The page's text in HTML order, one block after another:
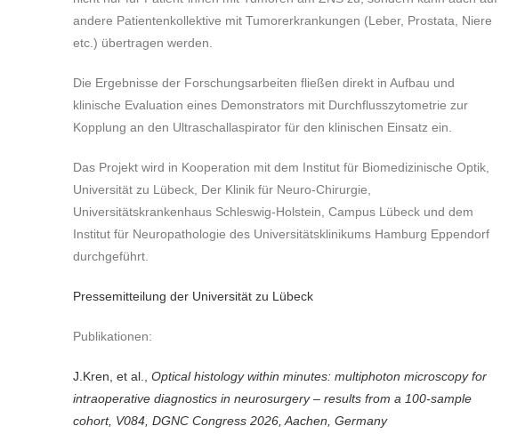
andere Patientenkollektive mit Tumorerkrankungen (Leber, Prostata, Niere
etc.) übertragen werden.
Die Ergebnisse der Forschungsarbeiten fließen direkt in Aufbau und
klinische Evaluation eines Demonstrators mit Durchflusszytometrie zur
Kopplung an den Ultraschallaspirator für den klinischen Einsatz ein.
Das Projekt wird in Kooperation mit dem Institut für Biomedizinische Optik,
Universität zu Lübeck, Der Klinik für Neuro-Chirurgie,
Universitätskrankenhaus Schleswig-Holstein, Campus Lübeck und dem
Institut für Neuropathologie des Universitätsklinikums Hamburg Eppendorf
durchgeführt.
Pressemitteilung der Universität zu Lübeck
Publikationen:
J.Kren, et al., Optical histology within minutes: multiphoton microscopy for
intraoperative diagnostics in neurosurgery – results from a 100-sample
cohort, V084, DGNC Congress 2026, Aachen, Germany